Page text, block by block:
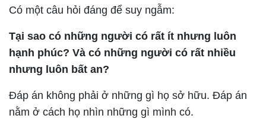
Có một câu hỏi đáng để suy ngẫm:
Tại sao có những người có rất ít nhưng luôn
hạnh phúc? Và có những người có rất nhiều
nhưng luôn bất an?
Đáp án không phải ở những gì họ sở hữu. Đáp án
nằm ở cách họ nhìn những gì mình có.